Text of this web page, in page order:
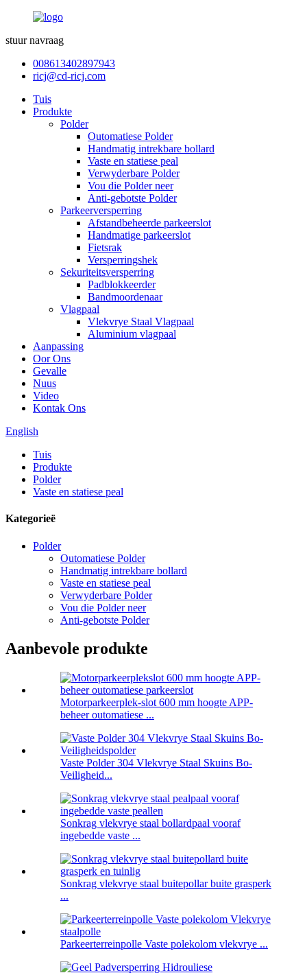
stuur navraag
008613402897943
ricj@cd-ricj.com
Tuis
Produkte
Polder
Outomatiese Polder
Handmatig intrekbare bollard
Vaste en statiese peal
Verwyderbare Polder
Vou die Polder neer
Anti-gebotste Polder
Parkeerversperring
Afstandbeheerde parkeerslot
Handmatige parkeerslot
Fietsrak
Versperringshek
Sekuriteitsversperring
Padblokkeerder
Bandmoordenaar
Vlagpaal
Vlekvrye Staal Vlagpaal
Aluminium vlagpaal
Aanpassing
Oor Ons
Gevalle
Nuus
Video
Kontak Ons
English
Tuis
Produkte
Polder
Vaste en statiese peal
Kategorieë
Polder
Outomatiese Polder
Handmatig intrekbare bollard
Vaste en statiese peal
Verwyderbare Polder
Vou die Polder neer
Anti-gebotste Polder
Aanbevole produkte
Motorparkeerplek-slot 600 mm hoogte APP-
beheer outomatiese ...
Vaste Polder 304 Vlekvrye Staal Skuins Bo-
Veiligheid...
Sonkrag vlekvrye staal bollardpaal vooraf
ingebedde vaste ...
Sonkrag vlekvrye staal buitepollar buite grasperk
...
Parkeerterreinpolle Vaste polekolom vlekvrye ...